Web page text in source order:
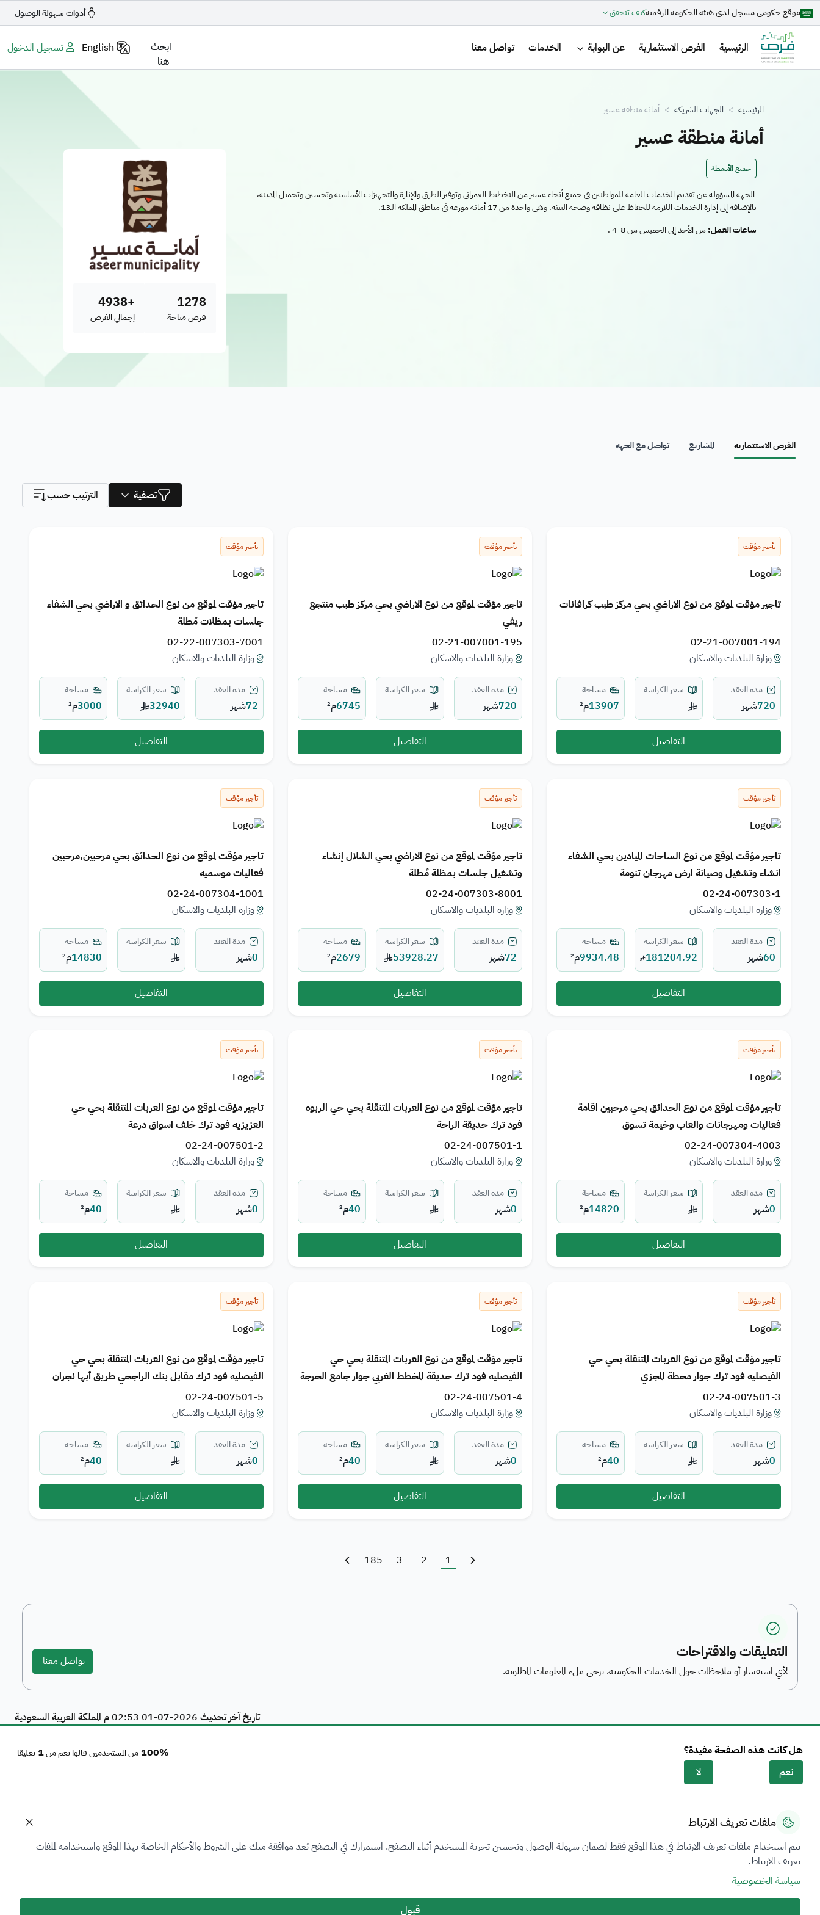
تجاوز إلى المحتوى الرئيسي
موقع حكومي مسجل لدى هيئة الحكومة الرقميةكيف تتحقق أدوات سهولة الوصول
Main navigation
الرئيسية
الفرص الاستثمارية عن البوابة الخدمات تواصل معنا
ابحث
هنا
English تسجيل الدخول
مسار التنقل
الرئيسية الجهات الشريكة أمانة منطقة عسير
أمانة منطقة عسير
1278
فرص متاحة
+4938
إجمالي الفرص
جميع الأنشطة
الجهة المسؤولة عن تقديم الخدمات العامة للمواطنين في جميع أنحاء عسير من التخطيط العمراني وتوفير الطرق والإنارة والتجهيزات الأساسية وتحسين وتجميل المدينة،
بالإضافة إلى إدارة الخدمات اللازمة للحفاظ على نظافة وصحة البيئة. وهي واحدة من 17 أمانة موزعة في مناطق المملكة الـ13.
ساعات العمل:من الأحد إلى الخميس من 8-4 .
الفرص الاستثمارية المشاريع تواصل مع الجهة
تصفية الترتيب حسب
تأجير مؤقت
تاجير مؤقت لموقع من نوع الاراضي بحي مركز طبب كرافانات
02-21-007001-194
وزارة البلديات والاسكان
مدة العقد
720شهر
سعر الكراسة مساحة
13907م²
التفاصيل
تأجير مؤقت
تاجير مؤقت لموقع من نوع الاراضي بحي مركز طبب منتجع
ريفي
02-21-007001-195
وزارة البلديات والاسكان
مدة العقد
720شهر
سعر الكراسة مساحة
6745م²
التفاصيل
تأجير مؤقت
تاجير مؤقت لموقع من نوع الحدائق و الاراضي بحي الشفاء
جلسات بمظلات مُطلة
02-22-007303-7001
وزارة البلديات والاسكان
مدة العقد
72شهر
سعر الكراسة
32940
مساحة
3000م²
التفاصيل
تأجير مؤقت
تاجير مؤقت لموقع من نوع الساحات الميادين بحي الشفاء
انشاء وتشغيل وصيانة ارض مهرجان تنومة
02-24-007303-1
وزارة البلديات والاسكان
مدة العقد
60شهر
سعر الكراسة
181204.92
مساحة
9934.48م²
التفاصيل
تأجير مؤقت
تاجير مؤقت لموقع من نوع الاراضي بحي الشلال إنشاء
وتشغيل جلسات بمظلة مُطلة
02-24-007303-8001
وزارة البلديات والاسكان
مدة العقد
72شهر
سعر الكراسة
53928.27
مساحة
2679م²
التفاصيل
تأجير مؤقت
تاجير مؤقت لموقع من نوع الحدائق بحي مرحبين,مرحبين
فعاليات موسميه
02-24-007304-1001
وزارة البلديات والاسكان
مدة العقد
0شهر
سعر الكراسة مساحة
14830م²
التفاصيل
تأجير مؤقت
تاجير مؤقت لموقع من نوع الحدائق بحي مرحبين اقامة
فعاليات ومهرجانات والعاب وخيمة تسوق
02-24-007304-4003
وزارة البلديات والاسكان
مدة العقد
0شهر
سعر الكراسة مساحة
14820م²
التفاصيل
تأجير مؤقت
تاجير مؤقت لموقع من نوع العربات المتنقلة بحي حي الربوه
فود ترك حديقة الراحة
02-24-007501-1
وزارة البلديات والاسكان
مدة العقد
0شهر
سعر الكراسة مساحة
40م²
التفاصيل
تأجير مؤقت
تاجير مؤقت لموقع من نوع العربات المتنقلة بحي حي
العزيزيه فود ترك خلف اسواق درعة
02-24-007501-2
وزارة البلديات والاسكان
مدة العقد
0شهر
سعر الكراسة مساحة
40م²
التفاصيل
تأجير مؤقت
تاجير مؤقت لموقع من نوع العربات المتنقلة بحي حي
الفيصليه فود ترك جوار محطة المجزي
02-24-007501-3
وزارة البلديات والاسكان
مدة العقد
0شهر
سعر الكراسة مساحة
40م²
التفاصيل
تأجير مؤقت
تاجير مؤقت لموقع من نوع العربات المتنقلة بحي حي
الفيصليه فود ترك حديقة المخطط الغربي جوار جامع الحرجة
الكبير
02-24-007501-4
وزارة البلديات والاسكان
مدة العقد
0شهر
سعر الكراسة مساحة
40م²
التفاصيل
تأجير مؤقت
تاجير مؤقت لموقع من نوع العربات المتنقلة بحي حي
الفيصليه فود ترك مقابل بنك الراجحي طريق أبها نجران
02-24-007501-5
وزارة البلديات والاسكان
مدة العقد
0شهر
سعر الكراسة مساحة
40م²
التفاصيل
الصفحة السابقة
‹ السابق
الصفحة الحالية
1 الصفحة
2 الصفحة
3
185
التعليقات والاقتراحات
لأي استفسار أو ملاحظات حول الخدمات الحكومية، يرجى ملء المعلومات المطلوبة.
تواصل معنا
تاريخ آخر تحديث 2026-07-01 02:53 م المملكة العربية السعودية
هل كانت هذه الصفحة مفيدة؟
نعم
لا
100% من المستخدمين قالوا نعم من1 تعليقا
نظرة عامة
مصطلحات فرص
الخدمات
تقديم شكوى
رؤية المملكة العربية السعودية 2030
199040
ملفات تعريف الارتباط
يتم استخدام ملفات تعريف الارتباط في هذا الموقع فقط لضمان سهولة الوصول وتحسين تجربة المستخدم أثناء التصفح. استمرارك في التصفح يُعد موافقة منك على الشروط والأحكام الخاصة بهذا الموقع واستخدامه لملفات
تعريف الارتباط.
سياسة الخصوصية
قبول